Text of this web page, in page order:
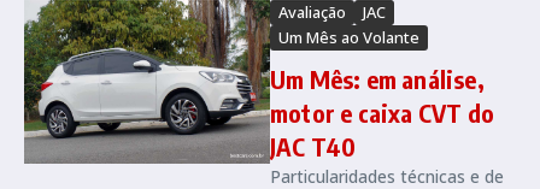
Avaliação
JAC
Um Mês ao Volante
Um Mês: em análise,
motor e caixa CVT do
JAC T40
Particularidades técnicas e de